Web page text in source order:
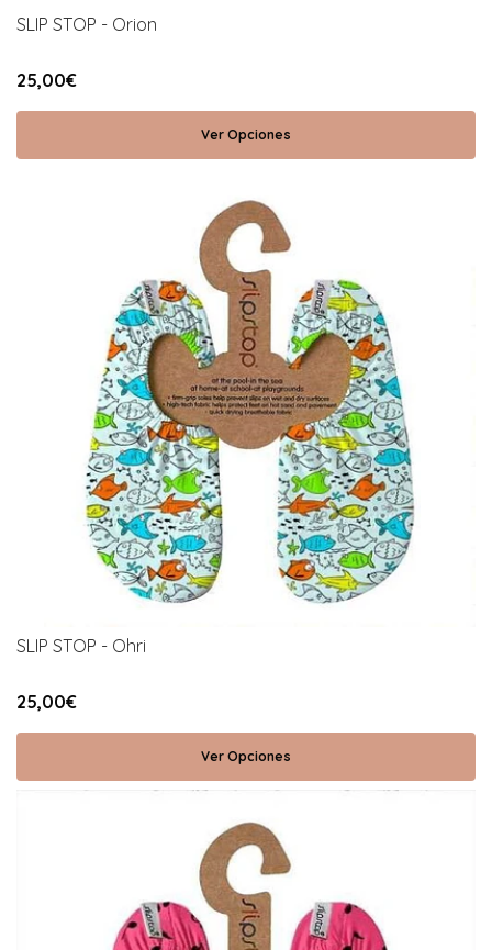
SLIP STOP - Orion
25,00€
Ver Opciones
SLIP STOP - Ohri
25,00€
Ver Opciones